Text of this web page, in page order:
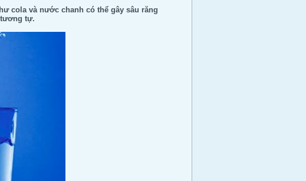
cola và nước chanh có thể gây sâu răng
tự.